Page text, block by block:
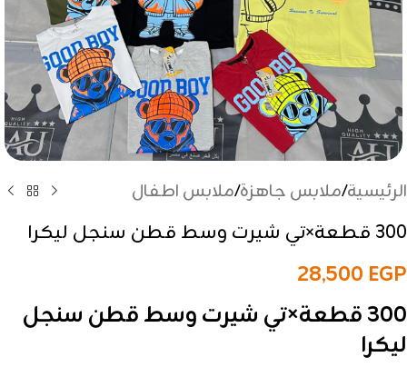
الرئيسية/ملابس جاهزة/ملابس اطفال
300 قطعة×تي شيرت وسط قطن سنجل ليكرا
28,500 EGP
300 قطعة×تي شيرت وسط قطن سنجل
ليكرا